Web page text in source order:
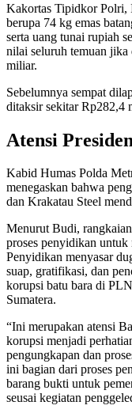
Kakortas Tipidkor Polri,
berupa 74 kg emas
serta uang tunai rupiah
nilai seluruh temuan
miliar.
Sebelumnya sempat
ditaksir sekitar Rp282,4
Atensi
Kabid Humas Polda
menegaskan bahwa
dan Krakatau Steel
Menurut Budi,
proses penyidikan
Penyidikan menyasar
suap, gratifikasi, dan
korupsi batu bara di
Sumatera.
“Ini merupakan atensi
korupsi menjadi
pengungkapan dan
ini bagian dari proses
barang bukti untuk
seusai kegiatan